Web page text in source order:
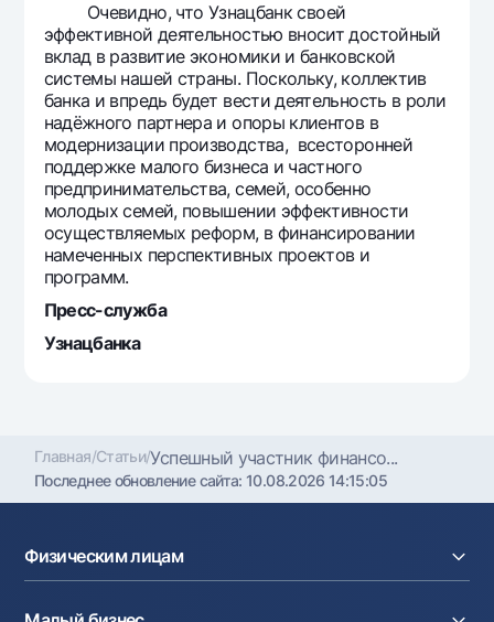
Очевидно, что Узнацбанк своей
эффективной деятельностью вносит достойный
вклад в развитие экономики и банковской
системы нашей страны. Поскольку, коллектив
банка и впредь будет вести деятельность в роли
надёжного партнера и опоры клиентов в
модернизации производства, всесторонней
поддержке малого бизнеса и частного
предпринимательства, семей, особенно
молодых семей, повышении эффективности
осуществляемых реформ, в финансировании
намеченных перспективных проектов и
программ.
Пресс-служба
Узнацбанка
Главная/Статьи/Успешный участник финансо...
Последнее обновление сайта: 10.08.2026 14:15:05
Физическим лицам